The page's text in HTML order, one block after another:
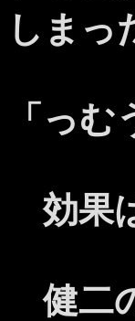
しまっ
「っ
効果
健二